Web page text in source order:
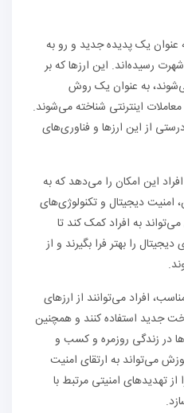
عنوان یک پدیده جدید و رو به
رسیده‌اند. این ارزها که بر
به عنوان یک روش
اینترنتی شناخته می‌شوند.
از این ارزها و فناوری‌های
این امکان را می‌دهد که به
امنیت دیجیتال و تکنولوژی‌های
به افراد کمک کند تا
را بهتر فرا بگیرند و از
افراد می‌توانند از ارزهای
جدید استفاده کنند و همچنین
در زندگی روزمره و کسب و
می‌تواند به ارتقای امنیت
تهدیدهای امنیتی مرتبط با